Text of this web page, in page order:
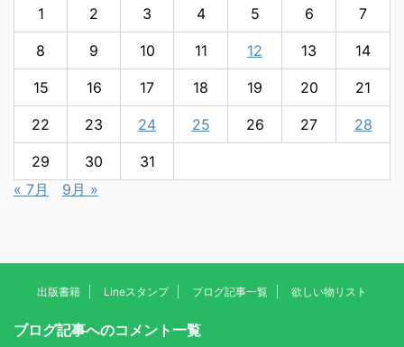
1 2 3 4 5 6 7
8 9 10 11 12 13 14
15 16 17 18 19 20 21
22 23 24 25 26 27 28
29 30
31
« 7月
9月 »
出版書籍 Lineスタンプ ブログ記事一覧 欲しい物リスト
ブログ記事へのコメント一覧